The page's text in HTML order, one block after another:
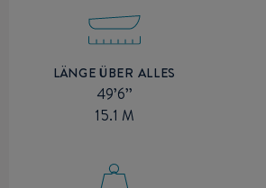
LÄNGE ÜBER ALLES
49’6’’
15.1 M